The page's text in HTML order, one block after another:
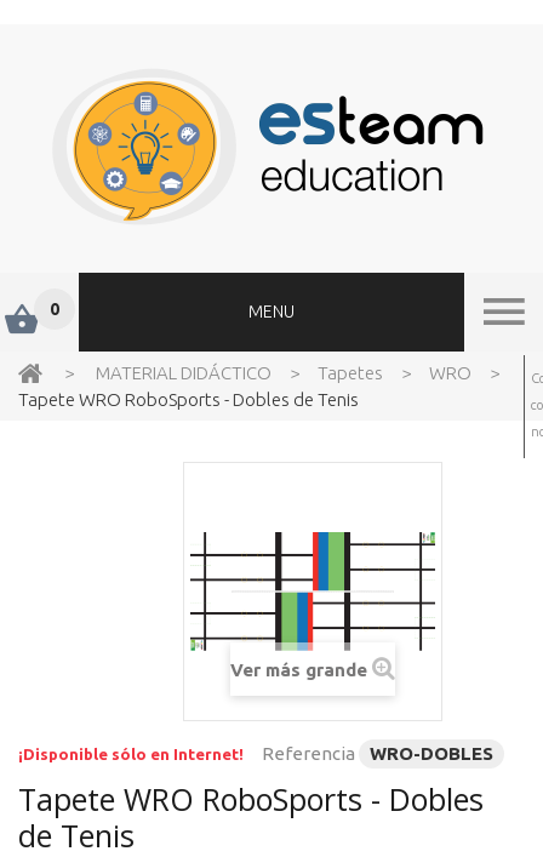
0 MENU
> MATERIAL DIDÁCTICO > Tapetes > WRO
>
Tapete WRO RoboSports - Dobles de Tenis
Ver más grande
¡Disponible sólo en Internet! Referencia WRO-DOBLES
Tapete WRO RoboSports - Dobles
de Tenis